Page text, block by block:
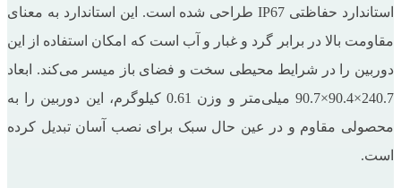
استاندارد حفاظتی IP67 طراحی شده است. این استاندارد به معنای
مقاومت بالا در برابر گرد و غبار و آب است که امکان استفاده از این
دوربین را در شرایط محیطی سخت و فضای باز میسر می‌کند. ابعاد
240.7×90.4×90.7 میلی‌متر و وزن 0.61 کیلوگرم، این دوربین را به
محصولی مقاوم و در عین حال سبک برای نصب آسان تبدیل کرده
است.